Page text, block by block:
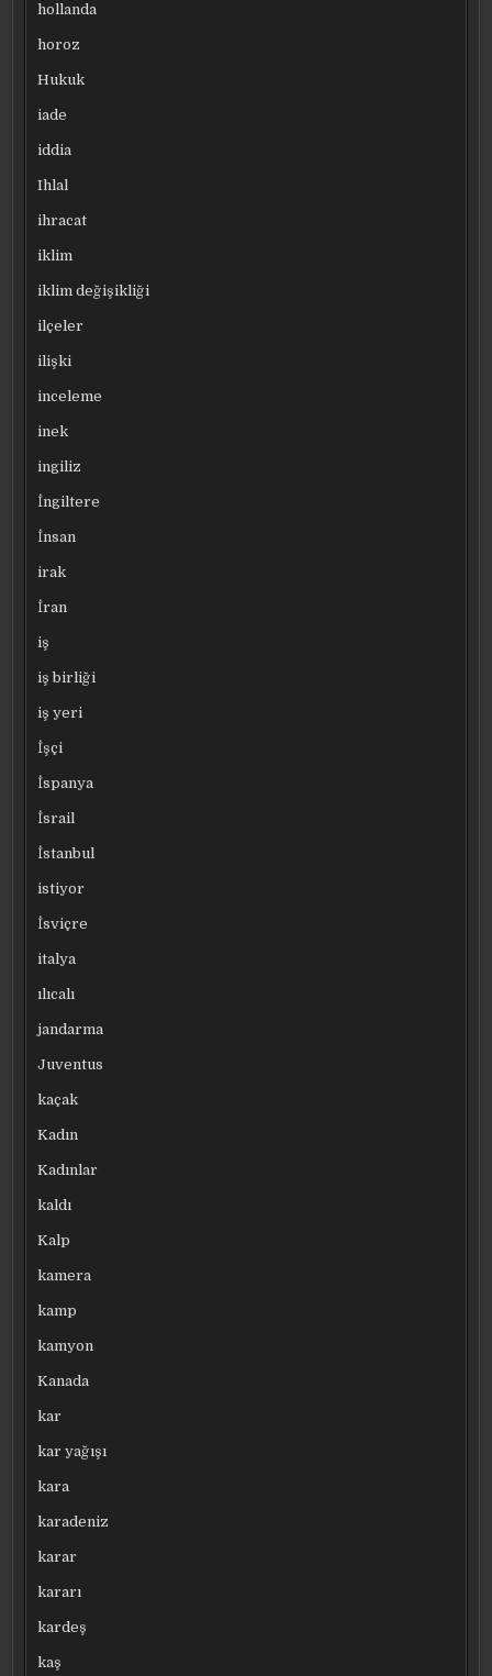
hollanda
horoz
Hukuk
iade
iddia
Ihlal
ihracat
iklim
iklim değişikliği
ilçeler
ilişki
inceleme
inek
ingiliz
İngiltere
İnsan
irak
İran
iş
iş birliği
iş yeri
İşçi
İspanya
İsrail
İstanbul
istiyor
İsviçre
italya
ılıcalı
jandarma
Juventus
kaçak
Kadın
Kadınlar
kaldı
Kalp
kamera
kamp
kamyon
Kanada
kar
kar yağışı
kara
karadeniz
karar
kararı
kardeş
kaş